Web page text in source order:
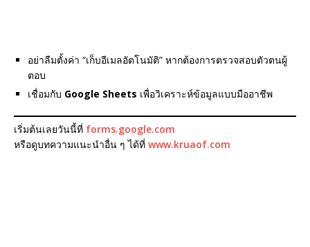
อย่าลืมตั้งค่า “เก็บอีเมลอัตโนมัติ” หากต้องการตรวจสอบตัวตนผู้
ตอบ
เชื่อมกับ Google Sheets เพื่อวิเคราะห์ข้อมูลแบบมืออาชีพ
เริ่มต้นเลยวันนี้ที่ forms.google.com
หรือดูบทความแนะนำอื่น ๆ ได้ที่ www.kruaof.com